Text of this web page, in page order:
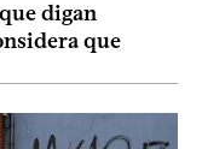
digan
que